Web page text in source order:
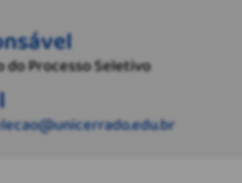
do Processo Seletivo